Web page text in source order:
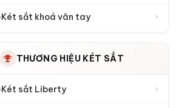
Két sắt khoá vân tay ›
THƯƠNG HIỆU KÉT SẮT
Két sắt Liberty ›